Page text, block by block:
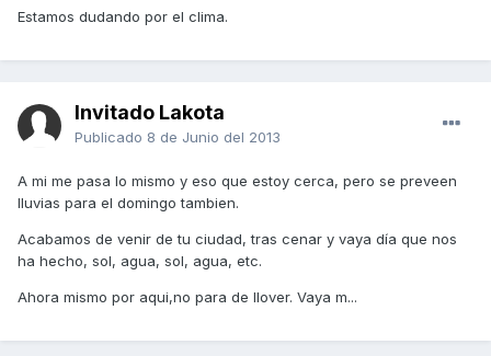
Estamos dudando por el clima.
Invitado Lakota
Publicado 8 de Junio del 2013
A mi me pasa lo mismo y eso que estoy cerca, pero se preveen
lluvias para el domingo tambien.
Acabamos de venir de tu ciudad, tras cenar y vaya día que nos
ha hecho, sol, agua, sol, agua, etc.
Ahora mismo por aqui,no para de llover. Vaya m...